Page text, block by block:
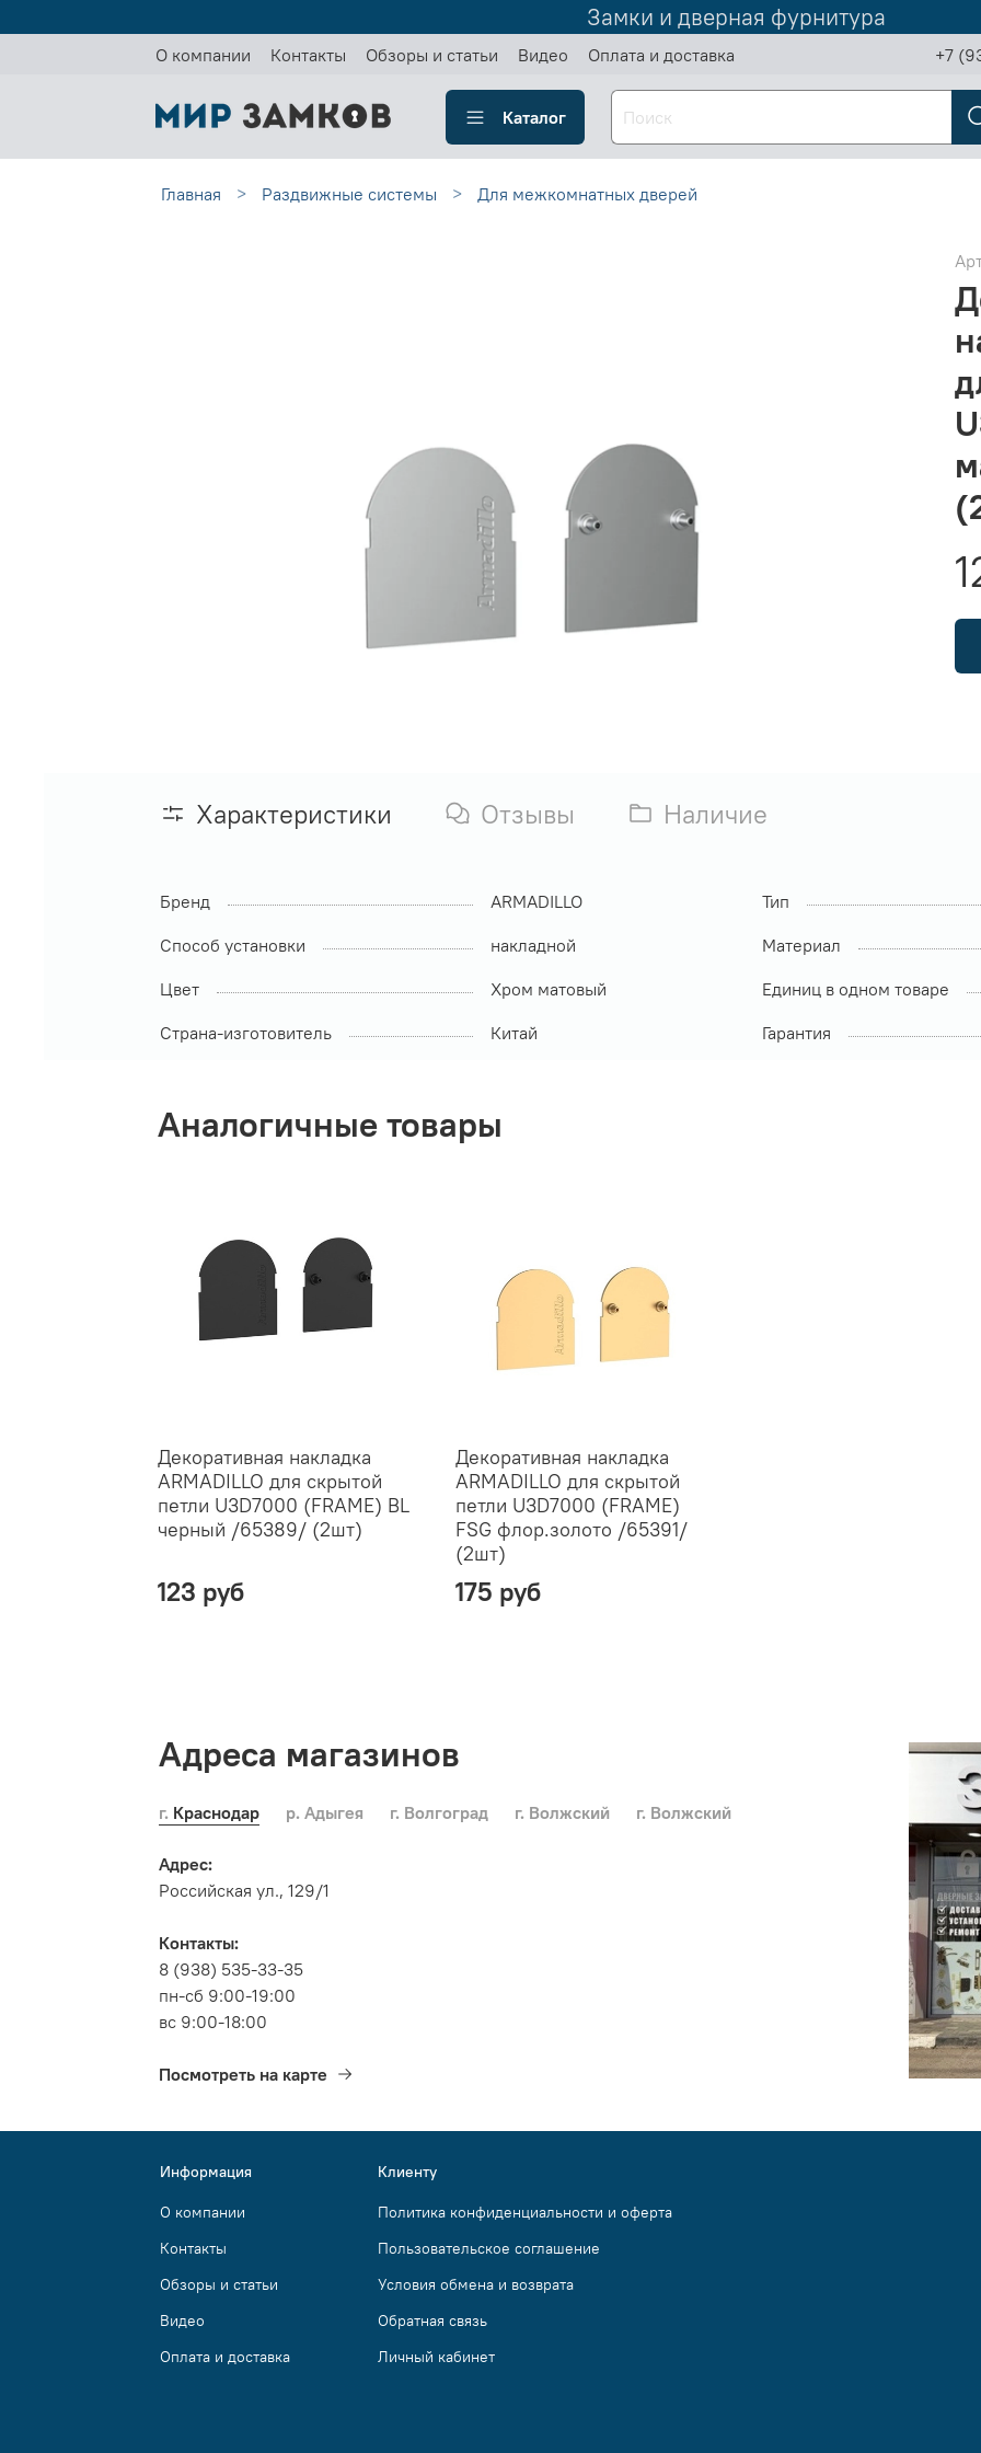
Замки и дверная фурнитура
О компании Контакты Обзоры и статьи Видео Оплата и доставка +7
Каталог
Главная Раздвижные системы Для межкомнатных дверей
Характеристики Отзывы Наличие
Бренд ARMADILLO Тип
Способ установки
накладной Материал
Цвет
Хром матовый Единиц в одном товаре
Страна-изготовитель
Китай Гарантия
Аналогичные товары
Декоративная накладка
ARMADILLO для скрытой
петли U3D7000 (FRAME) BL
черный /65389/ (2шт)
123 руб
Декоративная накладка
ARMADILLO для скрытой
петли U3D7000 (FRAME)
FSG флор.золото /65391/
(2шт)
175 руб
Адреса магазинов
г. Краснодар р. Адыгея г. Волгоград г. Волжский г. Волжский
Адрес:
Российская ул., 129/1
Контакты:
8 (938) 535-33-35
пн-сб 9:00-19:00
вс 9:00-18:00
Посмотреть на карте
Информация
О компании
Контакты
Обзоры и статьи
Видео
Оплата и доставка
Клиенту
Политика конфиденциальности и оферта
Пользовательское соглашение
Условия обмена и возврата
Обратная связь
Личный кабинет